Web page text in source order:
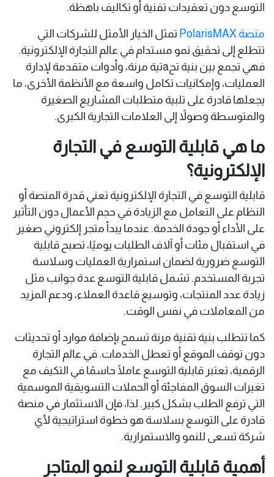
التوسع دون تعقيدات تقنية أو تكاليف باهظة.
منصة PolarisMAX
تمثل الخيار الأمثل للشركات التي
تتطلع إلى تحقيق نمو مستدام في عالم التجارة الإلكترونية.
فهي تجمع بين بنية تحaتية مرنة، وأدوات متقدمة لإدارة
العمليات، وإمكانيات تكامل واسعة مع الأنظمة الأخرى، ما
يجعلها قادرة على تلبية متطلبات المشاريع الصغيرة
والمتوسطة وصولاً إلى العلامات التجارية الكبرى.
ما هي قابلية التوسع في التجارة
الإلكترونية؟
قابلية التوسع في التجارة الإلكترونية تعني قدرة المنصة أو
النظام على التعامل مع الزيادة في حجم الأعمال دون التأثير
على الأداء أو جودة الخدمة. عندما يبدأ متجر إلكتروني صغير
في استقبال مئات أو آلاف الطلبات يوميًا، تصبح قابلية
التوسع ضرورية لضمان استمرارية العمليات وسلاسة
تجربة المستخدم. تشمل قابلية التوسع عدة جوانب مثل
زيادة عدد المنتجات، وتوسيع قاعدة العملاء، ودعم المزيد
من المعاملات في نفس الوقت.
كما تتطلب بنية تقنية مرنة تسمح بإضافة موارد أو تحديثات
دون توقف الموقع أو تعطل الخدمات. في عالم التجارة
الرقمية، تعتبر قابلية التوسع عاملًا حاسمًا في التكيف مع
تغيرات السوق المفاجئة أو الحملات التسويقية الموسمية
التي ترفع الطلب بشكل كبير. لذا، فإن الاستثمار في منصة
قادرة على التوسع بسلاسة هو خطوة استراتيجية لأي
شركة تسعى للنمو والاستمرارية.
أهمية قابلية التوسع لنمو المتاجر